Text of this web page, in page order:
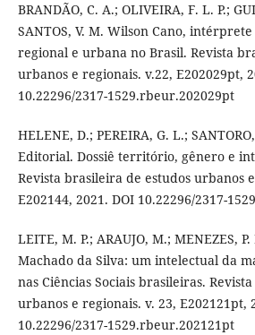
BRANDÃO, C. A.; OLIVEIRA, F. L. P.;
SANTOS, V. M. Wilson Cano,
regional e urbana no Brasil. Revista
urbanos e regionais. v.22, E202029pt,
10.22296/2317-1529.rbeur.202029pt
HELENE, D.; PEREIRA, G. L.;
Editorial. Dossiê território, gênero e
Revista brasileira de estudos urbanos
E202144, 2021. DOI 10.22296/2317-
LEITE, M. P.; ARAUJO, M.; MENEZES,
Machado da Silva: um intelectual da
nas Ciências Sociais brasileiras.
urbanos e regionais. v. 23, E202121pt,
10.22296/2317-1529.rbeur.202121pt